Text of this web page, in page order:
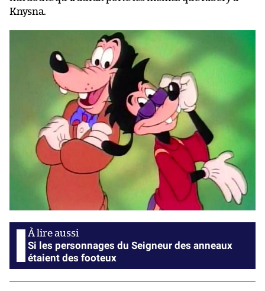
Knysna.
Si les personnages du Seigneur des anneaux
étaient des footeux